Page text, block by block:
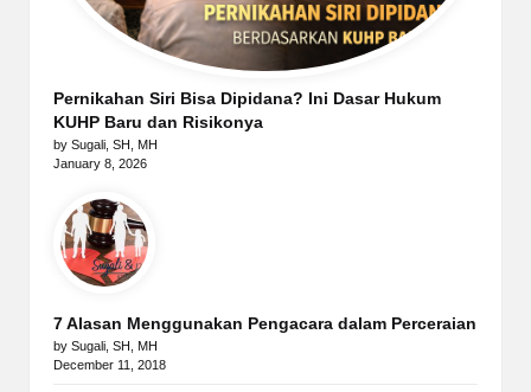
Pernikahan Siri Bisa Dipidana? Ini Dasar Hukum
KUHP Baru dan Risikonya
by Sugali, SH, MH
January 8, 2026
7 Alasan Menggunakan Pengacara dalam Perceraian
by Sugali, SH, MH
December 11, 2018